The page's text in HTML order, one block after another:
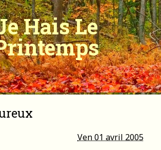
Hais Le
Ven 01 avril 2005